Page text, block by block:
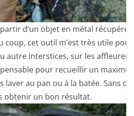
d’un objet en métal récupéré
coup, cet outil m’est très utile
autre interstices, sur les
pour recueillir un
laver au pan ou à la batée. Sans
obtenir un bon résultat.